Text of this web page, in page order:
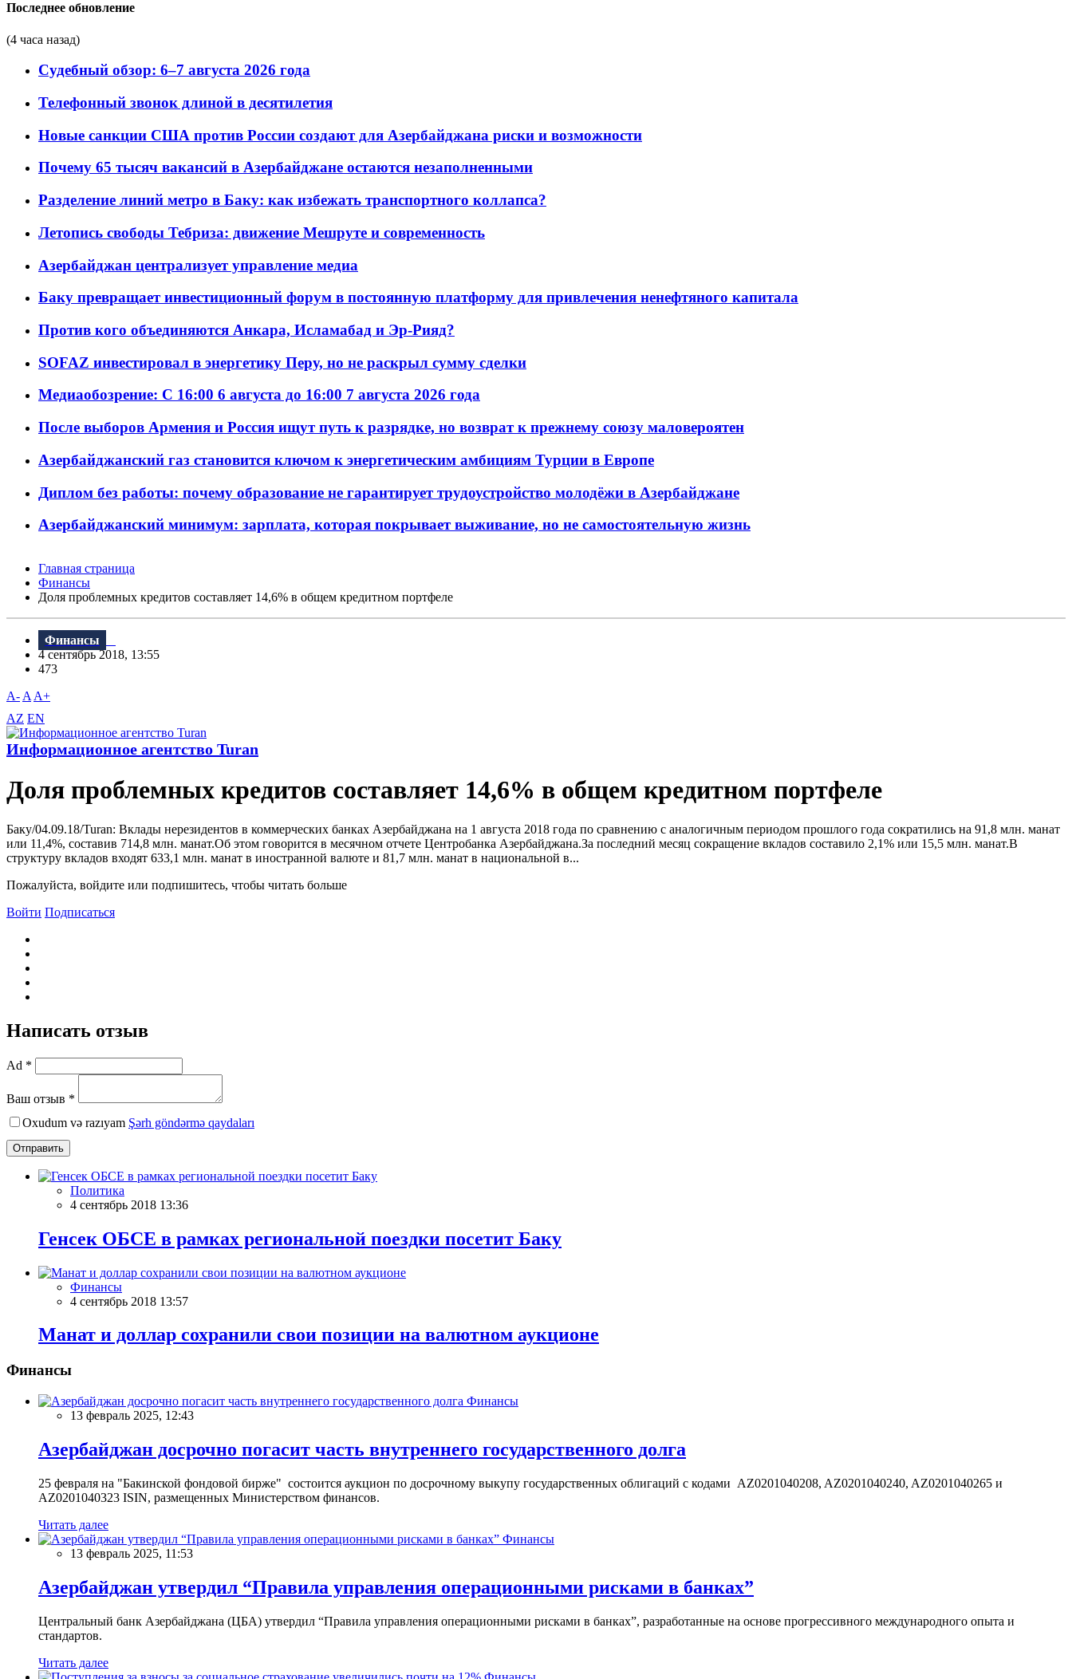
Последнее обновление
(4 часа назад)
Судебный обзор: 6–7 августа 2026 года
Телефонный звонок длиной в десятилетия
Новые санкции США против России создают для Азербайджана риски и возможности
Почему 65 тысяч вакансий в Азербайджане остаются незаполненными
Разделение линий метро в Баку: как избежать транспортного коллапса?
Летопись свободы Тебриза: движение Мешруте и современность
Азербайджан централизует управление медиа
Баку превращает инвестиционный форум в постоянную платформу для привлечения ненефтяного капитала
Против кого объединяются Анкара, Исламабад и Эр-Рияд?
SOFAZ инвестировал в энергетику Перу, но не раскрыл сумму сделки
Медиаобозрение: С 16:00 6 августа до 16:00 7 августа 2026 года
После выборов Армения и Россия ищут путь к разрядке, но возврат к прежнему союзу маловероятен
Азербайджанский газ становится ключом к энергетическим амбициям Турции в Европе
Диплом без работы: почему образование не гарантирует трудоустройство молодёжи в Азербайджане
Азербайджанский минимум: зарплата, которая покрывает выживание, но не самостоятельную жизнь
Главная страница
Финансы
Доля проблемных кредитов составляет 14,6% в общем кредитном портфеле
Финансы
4 сентябрь 2018, 13:55
473
A- A A+
AZ EN
Информационное агентство Turan
Доля проблемных кредитов составляет 14,6% в общем кредитном портфеле
Баку/04.09.18/Turan: Bклады нерезидентов в коммерческих банках Азербайджана на 1 августа 2018 года по сравнению с аналогичным периодом прошлого года сократились на 91,8 млн. манат
или 11,4%, составив 714,8 млн. манат.Об этом говорится в месячном отчете Центробанка Азербайджана.За последний месяц сокращение вкладов составило 2,1% или 15,5 млн. манат.B
структуру вкладов входят 633,1 млн. манат в иностранной валюте и 81,7 млн. манат в национальной в...
Пожалуйста, войдите или подпишитесь, чтобы читать больше
Войти Подписаться
Написать отзыв
Ad *
Ваш отзыв *
Oxudum və razıyam Şərh göndərmə qaydaları
Отправить
Политика
4 сентябрь 2018 13:36
Генсек ОБСЕ в рамках региональной поездки посетит Баку
Финансы
4 сентябрь 2018 13:57
Манат и доллар сохранили свои позиции на валютном аукционе
Финансы
Финансы
13 февраль 2025, 12:43
Азербайджан досрочно погасит часть внутреннего государственного долга
25 февраля на "Бакинской фондовой бирже" состоится аукцион по досрочному выкупу государственных облигаций с кодами AZ0201040208, AZ0201040240, AZ0201040265 и
AZ0201040323 ISIN, размещенных Министерством финансов.
Читать далее
Финансы
13 февраль 2025, 11:53
Азербайджан утвердил “Правила управления операционными рисками в банках”
Центральный банк Азербайджана (ЦБА) утвердил “Правила управления операционными рисками в банках”, разработанные на основе прогрессивного международного опыта и
стандартов.
Читать далее